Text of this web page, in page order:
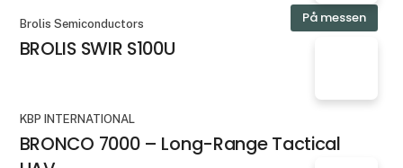
På messen
Brolis Semiconductors
BROLIS SWIR S100U
KBP INTERNATIONAL
BRONCO 7000 – Long-Range Tactical